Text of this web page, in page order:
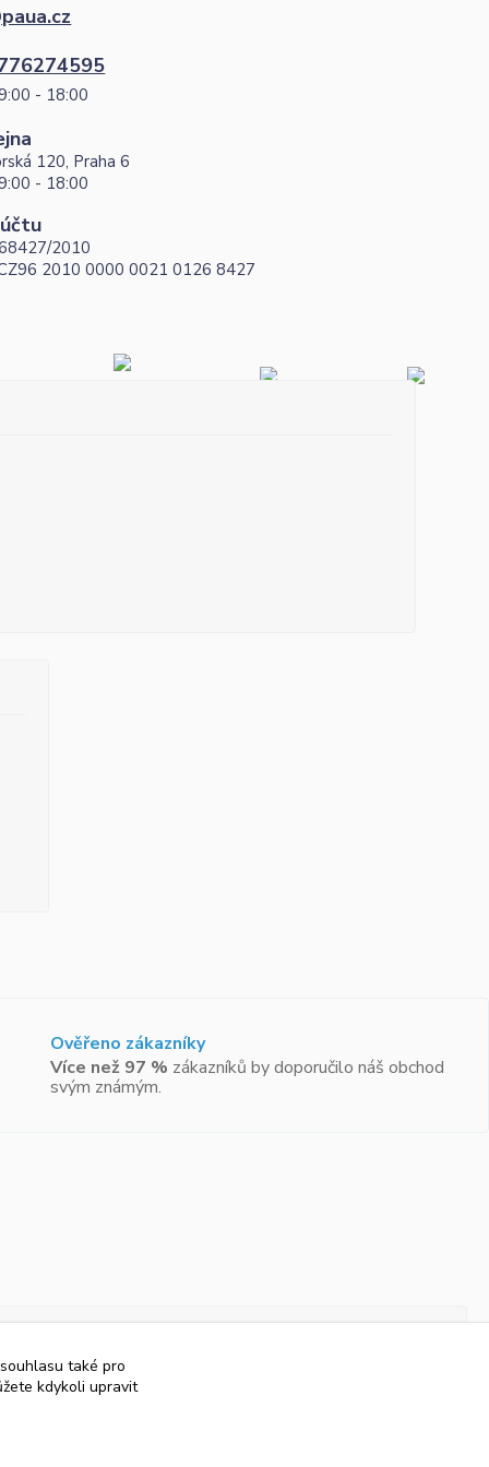
- 18:00
120, Praha 6
- 18:00
2010
2010 0000 0021 0126 8427
Ověřeno zákazníky
Více než 97 % zákazníků by doporučilo náš obchod
svým známým.
také pro
kdykoli upravit